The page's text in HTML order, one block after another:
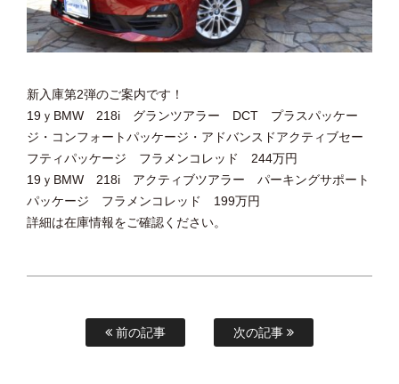
新入庫第2弾のご案内です！
19ｙBMW 218i グランツアラー DCT プラスパッケー
ジ・コンフォートパッケージ・アドバンスドアクティブセー
フティパッケージ フラメンコレッド 244万円
19ｙBMW 218i アクティブツアラー パーキングサポート
パッケージ フラメンコレッド 199万円
詳細は在庫情報をご確認ください。
前の記事 次の記事